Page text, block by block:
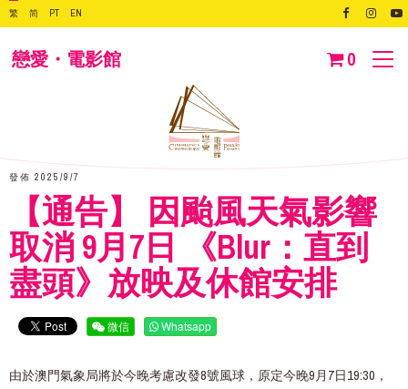
繁 简 PT EN
戀愛・電影館 0
發佈 2025/9/7
【通告】 因颱風天氣影響
取消 9月7日 《Blur：直到
盡頭》放映及休館安排
微信 Whatsapp
由於澳門氣象局將於今晚考慮改發8號風球，原定今晚9月7日19:30，